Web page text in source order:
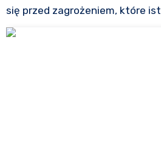
się przed zagrożeniem, które